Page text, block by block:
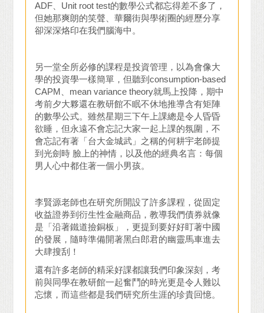
ADF、Unit root test的數學公式都忘得差不多了，
但她那爽朗的笑聲、華爾街與學術圈的經歷分享
卻深深烙印在我們腦海中。
另一堂全所必修的課程是投資管理，以為會像大
學的投資學一樣簡單，但聽到consumption-based
CAPM、mean variance theory就馬上投降，期中
考前夕大夥還在教研館不眠不休地推導含有矩陣
的數學公式。雖然星期三下午上課總是令人昏昏
欲睡，但永遠不會忘記大家一起上課的氛圍，不
會忘記有著「台大金城武」之稱的何耕宇老師提
到光劍時 臉上的神情，以及他的經典名言：每個
男人心中都住著一個小男孩。
李賢源老師也在研究所開設了許多課程，從固定
收益證券到衍生性金融商品，教導我們債券就像
是「沿著鐵道撿銅板」，更提到要好好盯著中國
的發展，隨時準備開著黑白郎君的幽靈馬車進去
大肆搜刮！
還有許多老師的精采好課都讓我們印象深刻，考
前與同學在教研館一起奮鬥的時光更是令人難以
忘懷，而這些都是我們研究所生涯的珍貴回憶。